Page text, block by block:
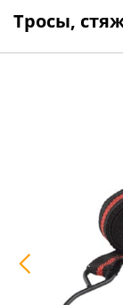
Тросы,